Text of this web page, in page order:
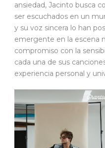
ansiedad, Jacinto busca
ser escuchados en un
y su voz sincera lo han
emergente en la escena
compromiso con la
cada una de sus
experiencia personal y